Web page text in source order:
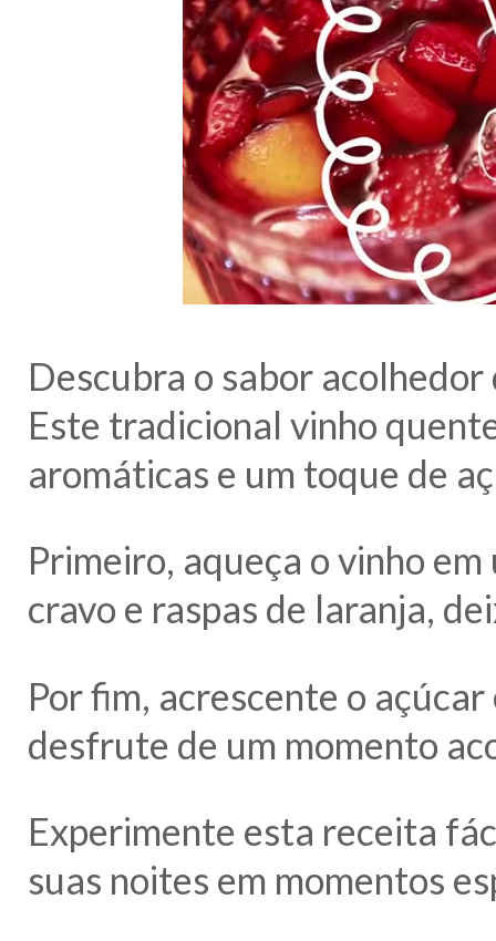
Descubra o sabor
Este tradicional vinho
aromáticas e um toque de
Primeiro, aqueça o vinho
cravo e raspas de laranja,
Por fim, acrescente o
desfrute de um momento
Experimente esta receita
suas noites em momentos